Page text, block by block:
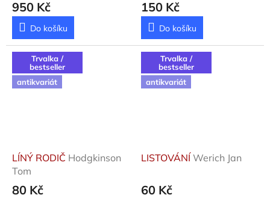
950 Kč
Do košíku
150 Kč
Do košíku
Trvalka /
bestseller
antikvariát
LÍNÝ RODIČ Hodgkinson
Tom
80 Kč
Trvalka /
bestseller
antikvariát
LISTOVÁNÍ Werich Jan
60 Kč